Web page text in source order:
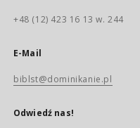
+48 (12) 423 16 13 w. 244
E-Mail
biblst@dominikanie.pl
Odwiedź nas!